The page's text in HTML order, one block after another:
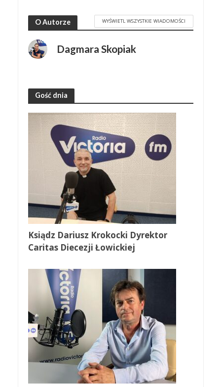
O Autorze WYŚWIETL WSZYSTKIE WIADOMOŚCI
Dagmara Skopiak
Gość dnia
Ksiądz Dariusz Krokocki Dyrektor
Caritas Diecezji Łowickiej